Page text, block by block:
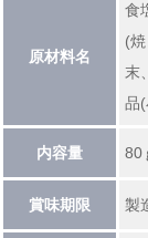
原材料名
食
(
末
品
内容量 80
賞味期限 製